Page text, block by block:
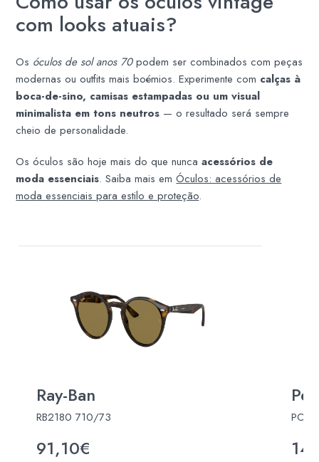
com looks atuais?
Os óculos de sol anos 70podem ser combinados com peças
modernas ou outfits mais boémios. Experimente com calças à
boca-de-sino, camisas estampadas ou um visual
minimalista em tons neutros — o resultado será sempre
cheio de personalidade.
Os óculos são hoje mais do que nuncaacessórios de
moda essenciais. Saiba mais emÓculos: acessórios de
moda essenciais para estilo e proteção.
Ray-Ban
RB2180 710/73
91,10€